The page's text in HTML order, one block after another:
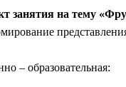
занятия на тему
– образовательная: